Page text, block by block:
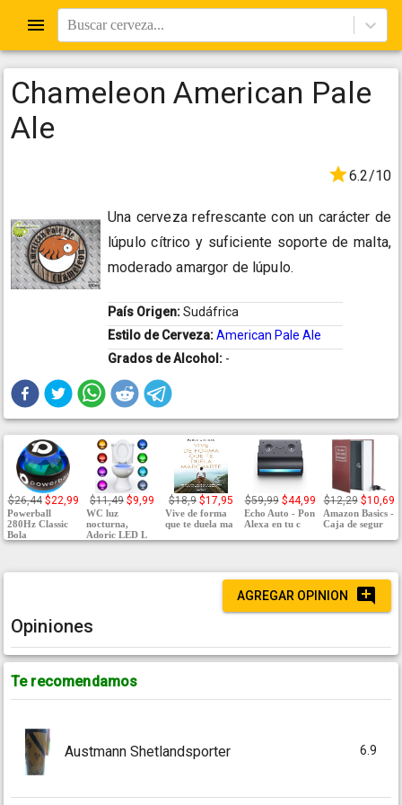
Buscar cerveza...
Chameleon American Pale
Ale
6.2/10
Una cerveza refrescante con un carácter de
lúpulo cítrico y suficiente soporte de malta,
moderado amargor de lúpulo.
País Origen:Sudáfrica
Estilo de Cerveza:American Pale Ale
Grados de Alcohol: -
$26,44 $22,99
Powerball
280Hz Classic
Bola
$11,49 $9,99
WC luz
nocturna,
Adoric LED L
$18,9 $17,95
Vive de forma
que te duela ma
$59,99 $44,99
Echo Auto - Pon
Alexa en tu c
$12,29 $10,69
Amazon Basics -
Caja de segur
AGREGAR OPINION
Opiniones
Te recomendamos
Austmann Shetlandsporter 6.9